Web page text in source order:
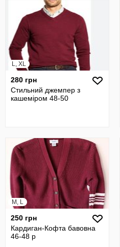
L, XL
280 грн
Стильний джемпер з
кашеміром 48-50
M, L
250 грн
Кардиган-Кофта бавовна
46-48 р